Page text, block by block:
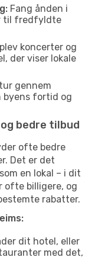
Fang ånden i
til fredfyldte
koncerter og
der viser lokale
gennem
byens fortid og
bedre tilbud
ofte bedre
Det er det
en lokal – i dit
ofte billigere, og
rabatter.
dit hotel, eller
med det,